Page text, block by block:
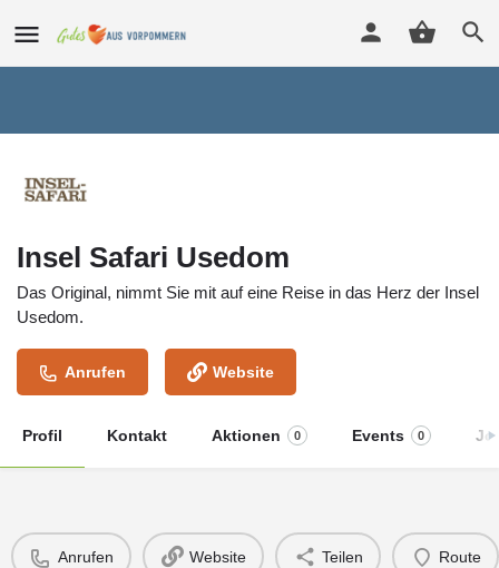
Insel Safari Usedom
Das Original, nimmt Sie mit auf eine Reise in das Herz der Insel
Usedom.
Anrufen Website
Profil Kontakt Aktionen 0 Events 0
Anrufen Website Teilen Route